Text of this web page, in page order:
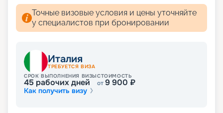
Точные визовые условия и цены уточняйте
у специалистов при бронировании
Италия
ТРЕБУЕТСЯ ВИЗА
СРОК ВЫПОЛНЕНИЯ ВИЗЫ
45 рабочих дней
СТОИМОСТЬ
от9 900 ₽
Как получить визу